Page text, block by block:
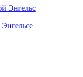
Энгельс